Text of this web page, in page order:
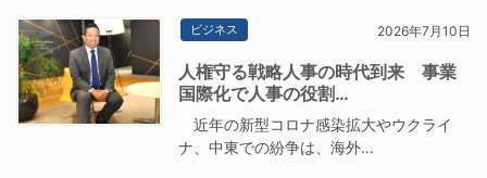
ビジネス 2026年7月10日
人権守る戦略人事の時代到来 事業
国際化で人事の役割…
近年の新型コロナ感染拡大やウクライ
ナ、中東での紛争は、海外…